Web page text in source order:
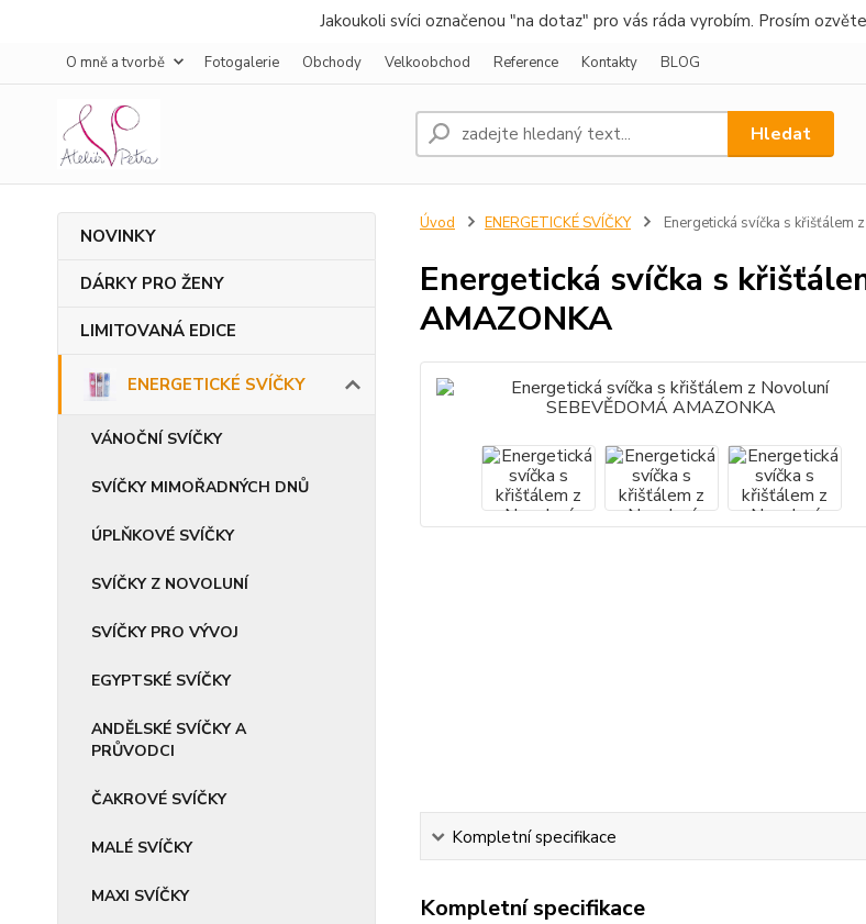
Jakoukoli svíci označenou "na dotaz" pro vás ráda vyrobím. Prosím
O mně a tvorbě Fotogalerie Obchody Velkoobchod Reference Kontakty BLOG
Hledat
NOVINKY
DÁRKY PRO ŽENY
LIMITOVANÁ EDICE
ENERGETICKÉ SVÍČKY
VÁNOČNÍ SVÍČKY
SVÍČKY MIMOŘADNÝCH DNŮ
ÚPLŇKOVÉ SVÍČKY
SVÍČKY Z NOVOLUNÍ
SVÍČKY PRO VÝVOJ
EGYPTSKÉ SVÍČKY
ANDĚLSKÉ SVÍČKY A
PRŮVODCI
ČAKROVÉ SVÍČKY
MALÉ SVÍČKY
MAXI SVÍČKY
Úvod ENERGETICKÉ SVÍČKY Energetická svíčka s křišťálem
Energetická svíčka s
AMAZONKA
Kompletní specifikace
Kompletní specifikace